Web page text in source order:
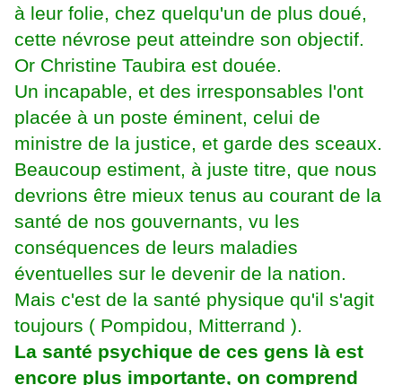
à leur folie, chez quelqu'un de plus doué,
cette névrose peut atteindre son objectif.
Or Christine Taubira est douée.
Un incapable, et des irresponsables l'ont
placée à un poste éminent, celui de
ministre de la justice, et garde des sceaux.
Beaucoup estiment, à juste titre, que nous
devrions être mieux tenus au courant de la
santé de nos gouvernants, vu les
conséquences de leurs maladies
éventuelles sur le devenir de la nation.
Mais c'est de la santé physique qu'il s'agit
toujours ( Pompidou, Mitterrand ).
La santé psychique de ces gens là est
encore plus importante, on comprend